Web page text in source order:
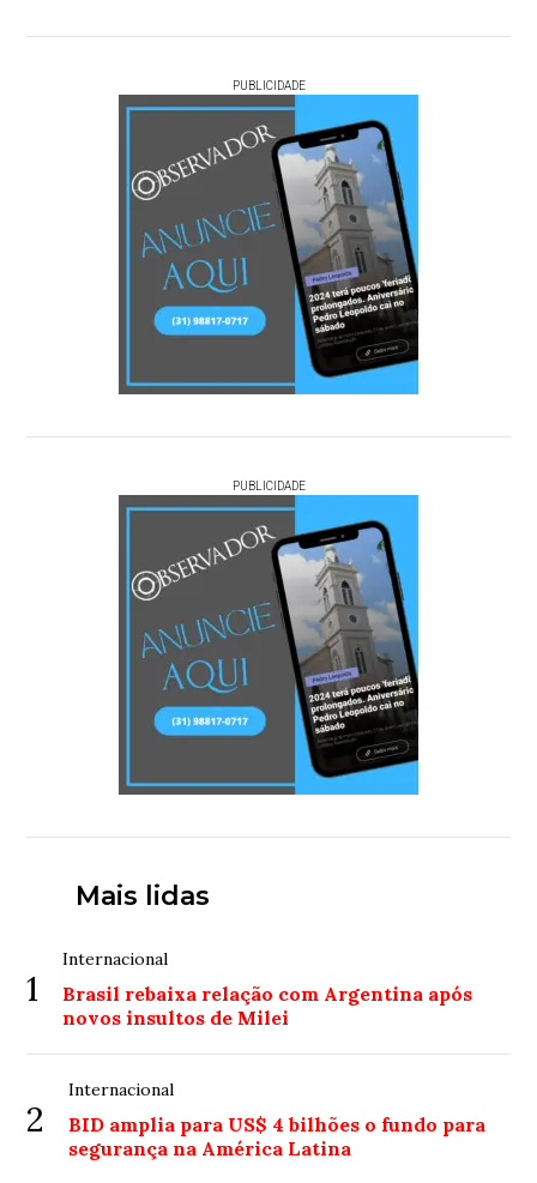
PUBLICIDADE
PUBLICIDADE
Mais lidas
1
Internacional
Brasil rebaixa relação com Argentina após
novos insultos de Milei
2
Internacional
BID amplia para US$ 4 bilhões o fundo para
segurança na América Latina